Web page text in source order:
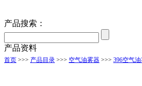
产品搜索：
产品资料
首页 >>> 产品目录 >>> 空气油雾器 >>> 396空气